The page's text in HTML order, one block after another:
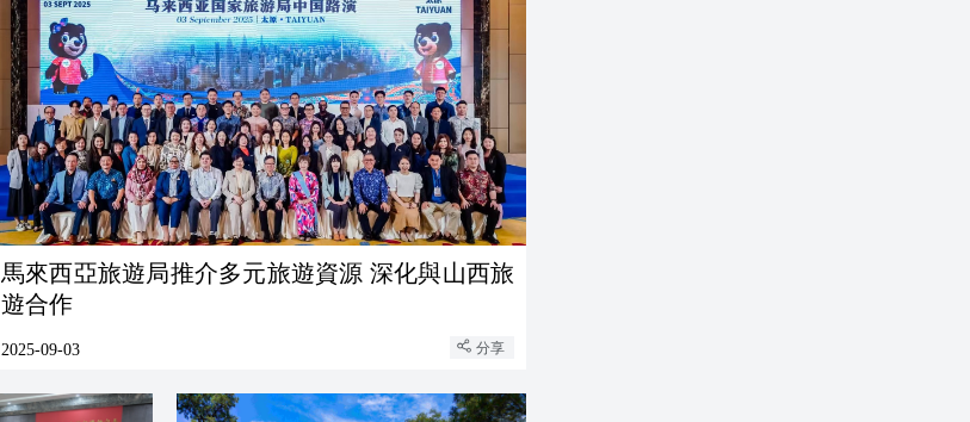
馬來西亞旅遊局推介多元旅遊資源 深化與山西旅
遊合作
2025-09-03 分享